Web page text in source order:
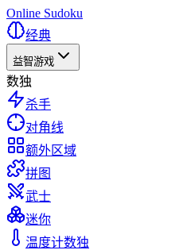
Online Sudoku
经典
益智游戏
数独
杀手
对角线
额外区域
拼图
武士
迷你
温度计数独